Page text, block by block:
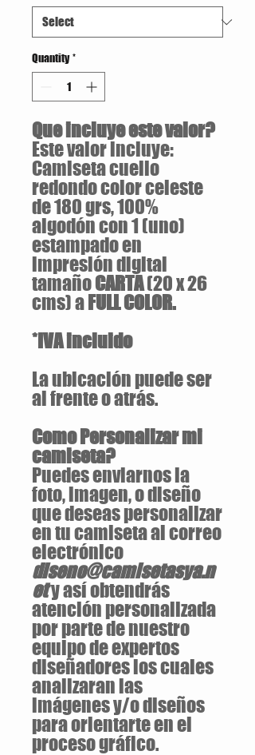
Quantity *
Que incluye este valor?
Este valor incluye:
Camiseta cuello
redondo color celeste
de 180 grs, 100%
algodón con 1 (uno)
estampado en
impresión digital
tamañoCARTA(20 x 26
cms) a FULL COLOR.
*IVA incluido
La ubicación puede ser
al frente o atrás.
Como Personalizar mi
camiseta?
Puedes enviarnos la
foto, imagen, o diseño
que deseas personalizar
en tu camiseta al correo
electrónico
diseno@camisetasya.n
ety así obtendrás
atención personalizada
por parte de nuestro
equipo de expertos
diseñadores los cuales
analizaran las
imágenes y/o diseños
para orientarte en el
proceso gráfico.